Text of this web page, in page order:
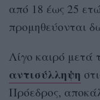
από 18 έως 25
προμηθεύονται
Λίγο καιρό μετά
αντισύλληψη
Πρόεδρος,